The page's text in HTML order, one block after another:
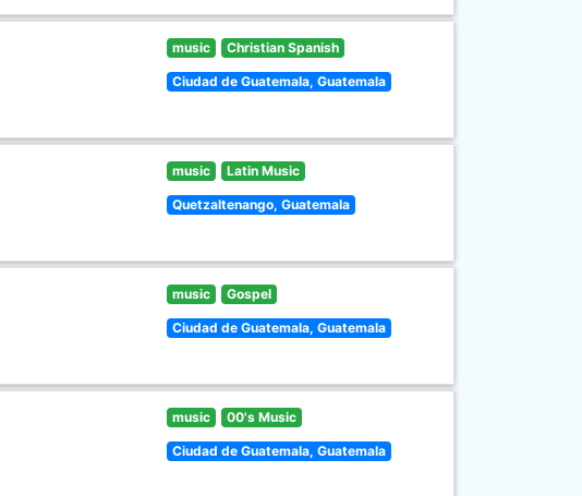
music Christian Spanish
Ciudad de Guatemala, Guatemala
music Latin Music
Quetzaltenango, Guatemala
music Gospel
Ciudad de Guatemala, Guatemala
music 00's Music
Ciudad de Guatemala, Guatemala